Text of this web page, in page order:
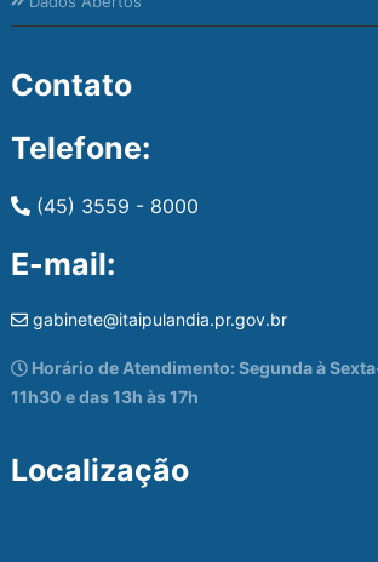
Contato
Telefone:
(45) 3559 - 8000
E-mail:
gabinete@itaipulandia.pr.gov.br
Horário de Atendimento: Segunda à
11h30 e das 13h às 17h
Localização